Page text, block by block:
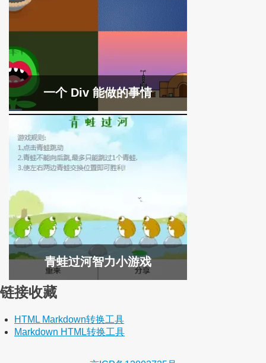
一个 Div 能做的事情
青蛙过河智力小游戏
链接收藏
HTML Markdown转换工具
Markdown HTML转换工具